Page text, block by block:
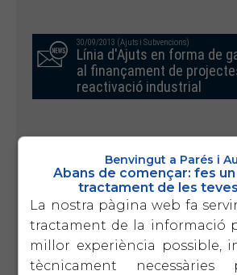
30/09/2013 (Ajuts i Subvencions)
Línia d'Ajuts en forma de
al finançament de
reactivació industrial
Préstecs i+i 2013
21/08/2013 (Ajuts i Subvencions)
Ajuts al Comerç, Artesania i
2013
Benvingut a Parés i
Abans de començar: fes un
tractament de les
La nostra pàgina web fa
tractament de la informació
millor experiència possible,
tècnicament